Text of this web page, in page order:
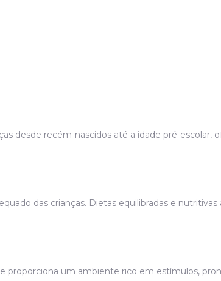
desde recém-nascidos até a idade pré-escolar,
das crianças. Dietas equilibradas e nutritivas
proporciona um ambiente rico em estímulos,